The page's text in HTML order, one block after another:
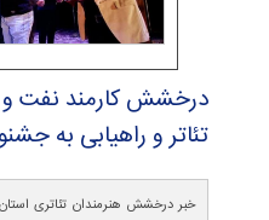
درخشش كارمند نفت و
تئاتر و راهیابی به
خبر درخشش هنرمندان تئاتری